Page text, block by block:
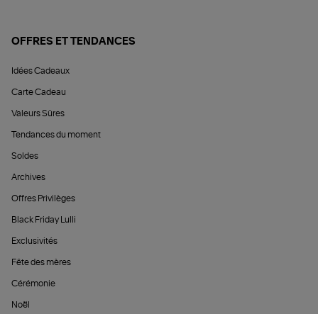
OFFRES ET TENDANCES
Idées Cadeaux
Carte Cadeau
Valeurs Sûres
Tendances du moment
Soldes
Archives
Offres Privilèges
Black Friday Lulli
Exclusivités
Fête des mères
Cérémonie
Noël